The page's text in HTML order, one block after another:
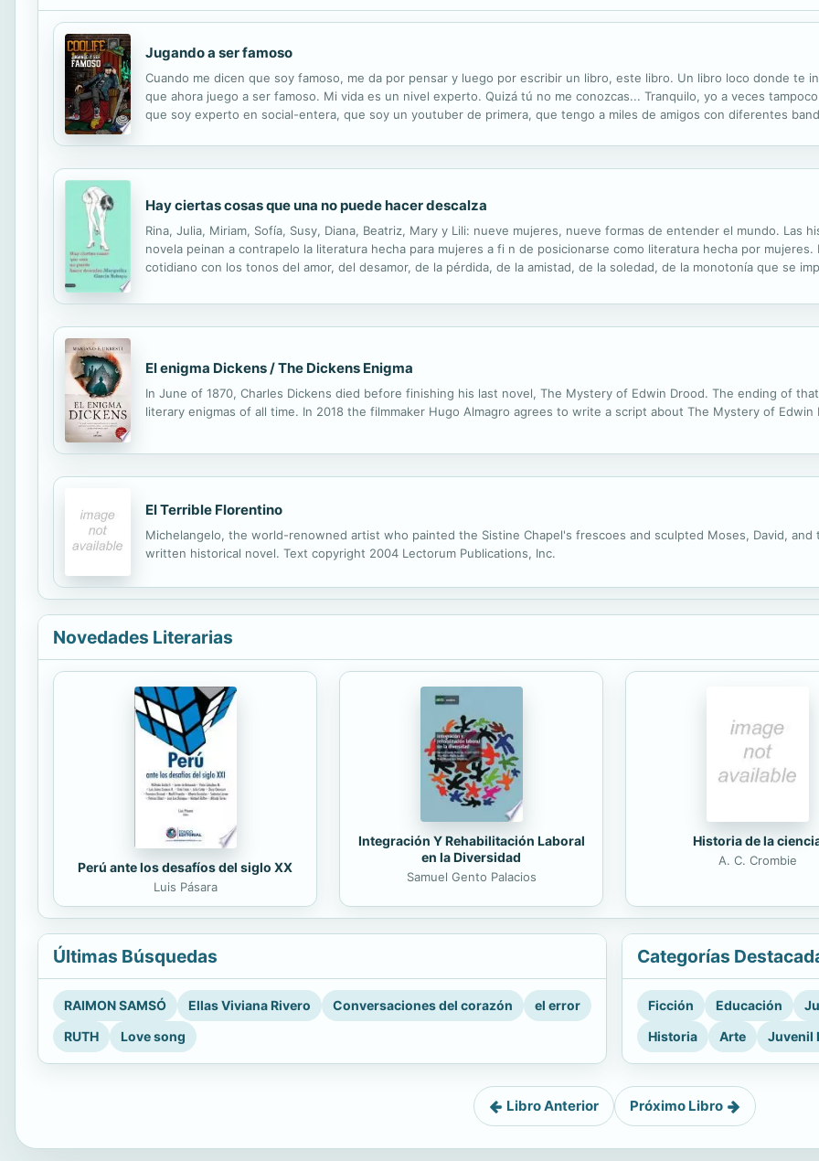
Jugando a ser famoso
Cuando me dicen que soy famoso, me da por pensar y luego por escribir un libro, este libro. Un libro loco donde te
que ahora juego a ser famoso. Mi vida es un nivel experto. Quizá tú no me conozcas... Tranquilo, yo a veces
que soy experto en social-entera, que soy un youtuber de primera, que tengo a miles de amigos con diferentes
Hay ciertas cosas que una no puede hacer descalza
Rina, Julia, Miriam, Sofía, Susy, Diana, Beatriz, Mary y Lili: nueve mujeres, nueve formas de entender el mundo. Las
novela peinan a contrapelo la literatura hecha para mujeres a fi n de posicionarse como literatura hecha por
cotidiano con los tonos del amor, del desamor, de la pérdida, de la amistad, de la soledad, de la monotonía que se
El enigma Dickens / The Dickens Enigma
In June of 1870, Charles Dickens died before finishing his last novel, The Mystery of Edwin Drood. The ending of
literary enigmas of all time. In 2018 the filmmaker Hugo Almagro agrees to write a script about The Mystery of Edwin
El Terrible Florentino
Michelangelo, the world-renowned artist who painted the Sistine Chapel's frescoes and sculpted Moses, David,
written historical novel. Text copyright 2004 Lectorum Publications, Inc.
Novedades Literarias
Perú ante los desafíos del siglo XX
Luis Pásara
Integración Y Rehabilitación Laboral
en la Diversidad
Samuel Gento Palacios
Historia de la
A. C. Crombie
Últimas Búsquedas
RAIMON SAMSÓ Ellas Viviana Rivero Conversaciones del corazón
el error
RUTH
Love song
Categorías
Ficción Educación
Historia
Arte Juvenil
Libro Anterior Próximo Libro